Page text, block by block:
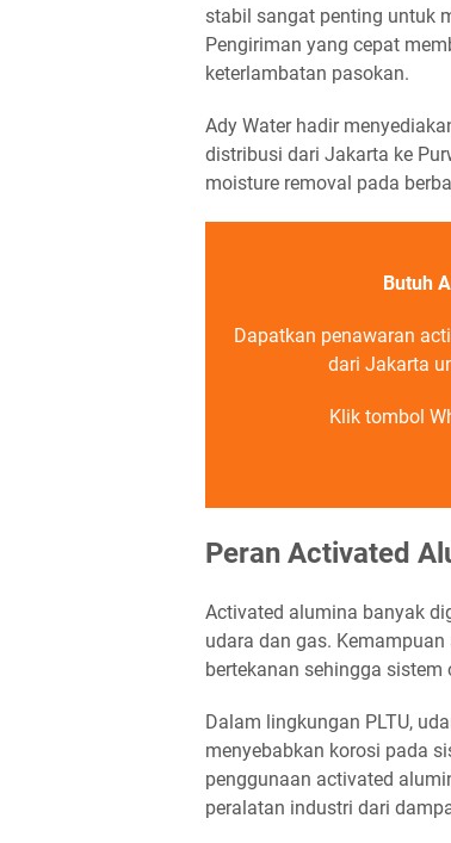
stabil sangat penting untuk
Pengiriman yang cepat
keterlambatan pasokan.
Ady Water hadir
distribusi dari Jakarta ke
moisture removal pada
Butuh
Dapatkan penawaran
dari Jakarta
Klik tombol
Peran Activated
Activated alumina banyak
udara dan gas.
bertekanan sehingga
Dalam lingkungan PLTU,
menyebabkan korosi pada
penggunaan activated
peralatan industri dari